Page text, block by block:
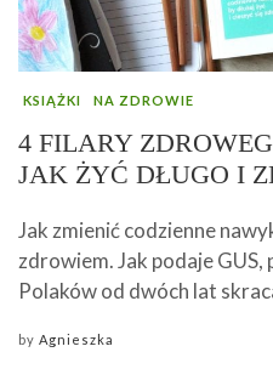
KSIĄŻKI NA ZDROWIE
4 FILARY
JAK ŻYĆ DŁUGO I
Jak zmienić codzienne
zdrowiem. Jak podaje GUS,
Polaków od dwóch lat
by Agnieszka